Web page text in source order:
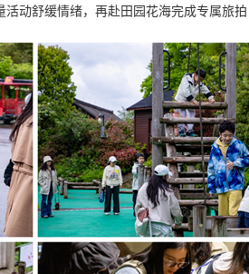
动舒缓情绪，再赴田园花海完成专属旅拍